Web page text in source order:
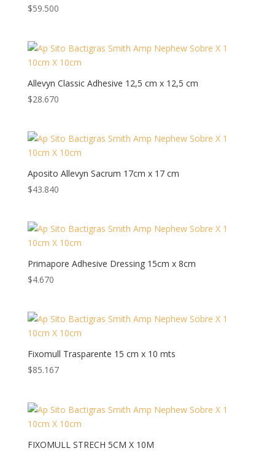
$59.500
Allevyn Classic Adhesive 12,5 cm x 12,5 cm
$28.670
Aposito Allevyn Sacrum 17cm x 17 cm
$43.840
Primapore Adhesive Dressing 15cm x 8cm
$4.670
Fixomull Trasparente 15 cm x 10 mts
$85.167
FIXOMULL STRECH 5CM X 10M